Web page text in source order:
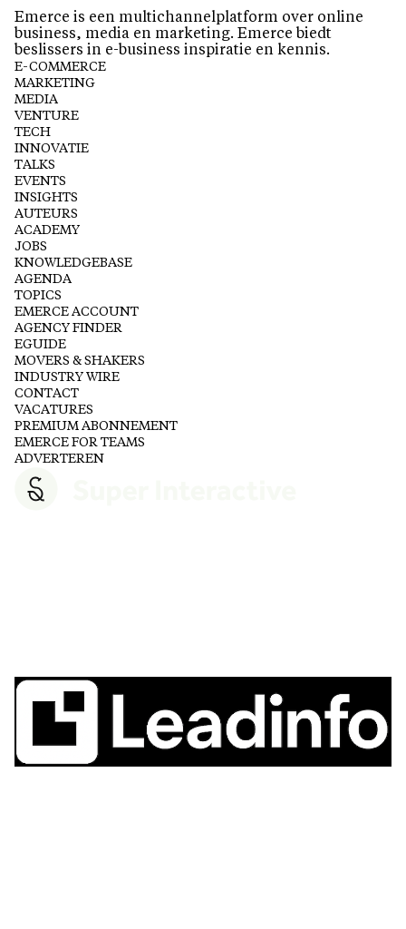
Emerce is een multichannelplatform over online
business, media en marketing. Emerce biedt
beslissers in e-business inspiratie en kennis.
E-COMMERCE
MARKETING
MEDIA
VENTURE
TECH
INNOVATIE
TALKS
EVENTS
INSIGHTS
AUTEURS
ACADEMY
JOBS
KNOWLEDGEBASE
AGENDA
TOPICS
EMERCE ACCOUNT
AGENCY FINDER
EGUIDE
MOVERS & SHAKERS
INDUSTRY WIRE
CONTACT
VACATURES
PREMIUM ABONNEMENT
EMERCE FOR TEAMS
ADVERTEREN